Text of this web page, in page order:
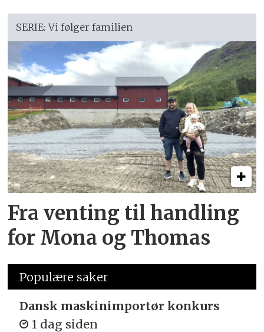
SERIE: Vi følger familien
Fra venting til handling
for Mona og Thomas
Populære saker
Dansk maskinimportør konkurs
1 dag siden